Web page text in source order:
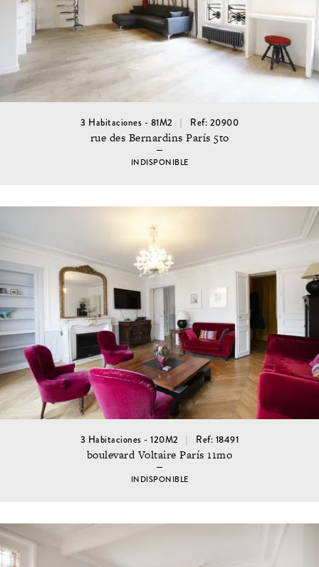
3 Habitaciones - 81M2 Ref: 20900
rue des Bernardins París 5to
INDISPONIBLE
3 Habitaciones - 120M2 Ref: 18491
boulevard Voltaire París 11mo
INDISPONIBLE